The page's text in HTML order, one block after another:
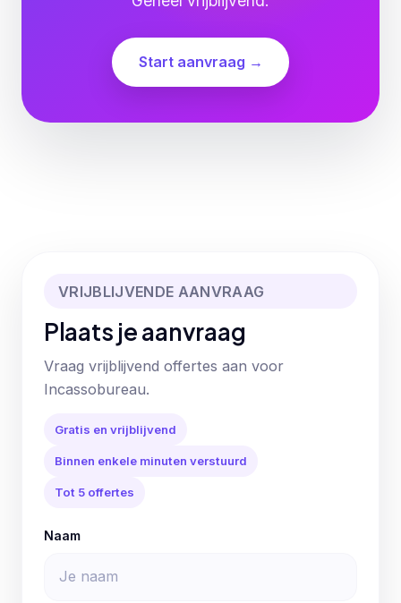
Start aanvraag →
VRIJBLIJVENDE AANVRAAG
Plaats je aanvraag
Vraag vrijblijvend offertes aan voor
Incassobureau.
Gratis en vrijblijvend
Binnen enkele minuten verstuurd
Tot 5 offertes
Naam